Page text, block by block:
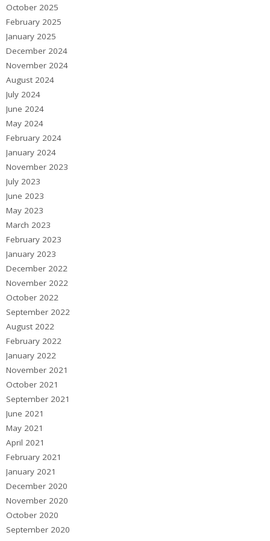
October 2025
February 2025
January 2025
December 2024
November 2024
August 2024
July 2024
June 2024
May 2024
February 2024
January 2024
November 2023
July 2023
June 2023
May 2023
March 2023
February 2023
January 2023
December 2022
November 2022
October 2022
September 2022
August 2022
February 2022
January 2022
November 2021
October 2021
September 2021
June 2021
May 2021
April 2021
February 2021
January 2021
December 2020
November 2020
October 2020
September 2020